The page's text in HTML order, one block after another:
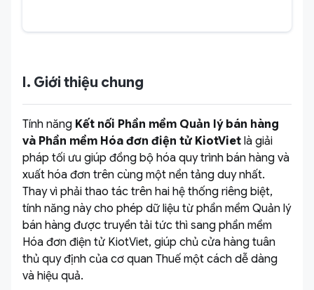
I. Giới thiệu chung
Tính năng Kết nối Phần mềm Quản lý bán hàng
và Phần mềm Hóa đơn điện tử KiotViet là giải
pháp tối ưu giúp đồng bộ hóa quy trình bán hàng và
xuất hóa đơn trên cùng một nền tảng duy nhất.
Thay vì phải thao tác trên hai hệ thống riêng biệt,
tính năng này cho phép dữ liệu từ phần mềm Quản lý
bán hàng được truyền tải tức thì sang phần mềm
Hóa đơn điện tử KiotViet, giúp chủ cửa hàng tuân
thủ quy định của cơ quan Thuế một cách dễ dàng
và hiệu quả.